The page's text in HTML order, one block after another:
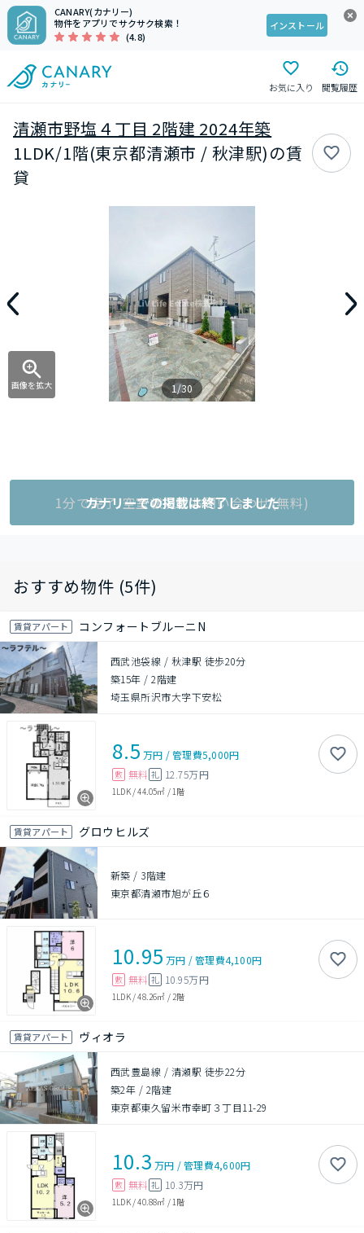
CANARY(カナリー)
物件をアプリでサクサク検索！
(4.8)
インストール
お気に入り 閲覧履歴
清瀬市野塩４丁目 2階建 2024年築
1LDK/1階(東京都清瀬市 / 秋津駅)の賃
貸
画像を拡大 1/30
1分で完了!空室状況をお問い合わせ(無料)
カナリーでの掲載は終了しました
おすすめ物件 (5件)
賃貸アパート コンフォートブルーニN
西武池袋線 / 秋津駅 徒歩20分
築15年 /2階建
埼玉県所沢市大字下安松
8.5 万円 /管理費5,000円
敷 無料 礼 12.75万円
1LDK/44.05㎡ / 1階
賃貸アパート グロウヒルズ
新築 / 3階建
東京都清瀬市旭が丘６
10.95 万円 /管理費4,100円
敷 無料 礼 10.95万円
1LDK/48.26㎡ / 2階
賃貸アパート ヴィオラ
西武豊島線 / 清瀬駅 徒歩22分
築2年 / 2階建
東京都東久留米市幸町３丁目11-29
10.3 万円 /管理費4,600円
敷 無料 礼 10.3万円
1LDK/40.88㎡ / 1階